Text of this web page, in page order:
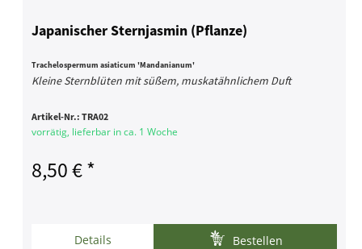
Japanischer Sternjasmin (Pflanze)
Trachelospermum asiaticum 'Mandanianum'
Kleine Sternblüten mit süßem, muskatähnlichem Duft
Artikel-Nr.:TRA02
vorrätig, lieferbar in ca. 1 Woche
8,50 € *
Details Bestellen